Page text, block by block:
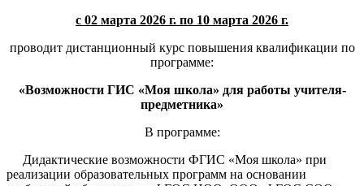
с 02 марта 2026 г. по 10 марта 2026 г.
проводит дистанционный курс повышения квалификации по
программе:
«Возможности ГИС «Моя школа» для работы учителя-
предметника»
В программе:
Дидактические возможности ФГИС «Моя школа» при
реализации образовательных программ на основании